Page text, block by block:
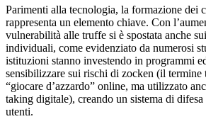
Parimenti alla tecnologia, la formazione dei
rappresenta un elemento chiave. Con
vulnerabilità alle truffe si è spostata anche
individuali, come evidenziato da numerosi
istituzioni stanno investendo in programmi
sensibilizzare sui rischi di zocken (il termine
“giocare d’azzardo” online, ma utilizzato
taking digitale), creando un sistema di
utenti.